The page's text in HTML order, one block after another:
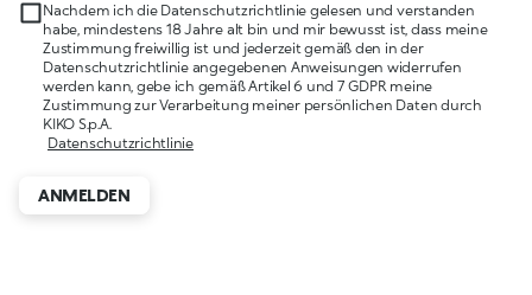
Nachdem ich die Datenschutzrichtlinie gelesen und verstanden
habe, mindestens 18 Jahre alt bin und mir bewusst ist, dass meine
Zustimmung freiwillig ist und jederzeit gemäß den in der
Datenschutzrichtlinie angegebenen Anweisungen widerrufen
werden kann, gebe ich gemäß Artikel 6 und 7 GDPR meine
Zustimmung zur Verarbeitung meiner persönlichen Daten durch
KIKO S.p.A.
Datenschutzrichtlinie
ANMELDEN